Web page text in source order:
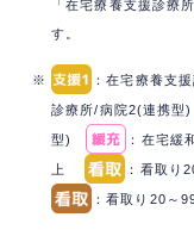
「在宅療養支援診療
す。
※ ：在宅療養支
診療所/病院2(連携
型) ：在宅
上 ：看取
：看取り20